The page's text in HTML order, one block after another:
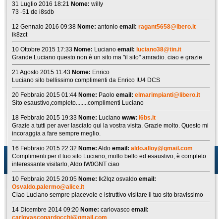
31 Luglio 2016 18:21 Nome: willy
73 -51 de i8sdb
12 Gennaio 2016 09:38 Nome: antonio email: ragant5658@lbero.it
ik8zct
10 Ottobre 2015 17:33 Nome: Luciano email: luciano38@tin.it
Grande Luciano questo non è un sito ma "il sito" amradio. ciao e grazie
21 Agosto 2015 11:43 Nome: Enrico
Luciano sito bellissimo complimenti da Enrico IU4 DCS
20 Febbraio 2015 01:44 Nome: Paolo email: elmarimpianti@libero.it
Sito esaustivo,completo........complimenti Luciano
18 Febbraio 2015 19:33 Nome: Luciano www: i6bs.it
Grazie a tutti per aver lasciato qui la vostra visita. Grazie molto. Questo mi
incoraggia a fare sempre meglio.
16 Febbraio 2015 22:32 Nome: Aldo email: aldo.alloy@gmail.com
Complimenti per il tuo sito Luciano, molto bello ed esaustivo, è completo
interessante visitarlo, Aldo IW0GNT ciao
10 Febbraio 2015 20:05 Nome: Ik2lqz osvaldo email:
Osvaldo.palermo@alice.it
Ciao Luciano sempre piacevole e istruttivo visitare il tuo sito bravissimo
14 Dicembre 2014 09:20 Nome: carlovasco email:
carlovascopardocchi@gmail.com